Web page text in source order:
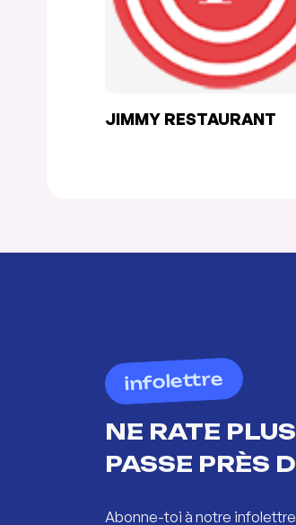
JIMMY RESTAURANT
infolettre
NE RATE
PASSE PRÈS
Abonne-toi à notre